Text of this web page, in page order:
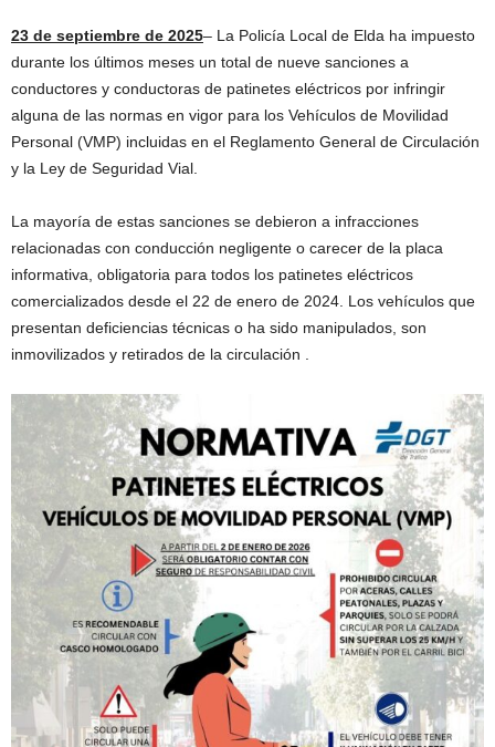
23 de septiembre de 2025– La Policía Local de Elda ha impuesto
durante los últimos meses un total de nueve sanciones a
conductores y conductoras de patinetes eléctricos por infringir
alguna de las normas en vigor para los Vehículos de Movilidad
Personal (VMP) incluidas en el Reglamento General de Circulación
y la Ley de Seguridad Vial.
La mayoría de estas sanciones se debieron a infracciones
relacionadas con conducción negligente o carecer de la placa
informativa, obligatoria para todos los patinetes eléctricos
comercializados desde el 22 de enero de 2024. Los vehículos que
presentan deficiencias técnicas o ha sido manipulados, son
inmovilizados y retirados de la circulación .